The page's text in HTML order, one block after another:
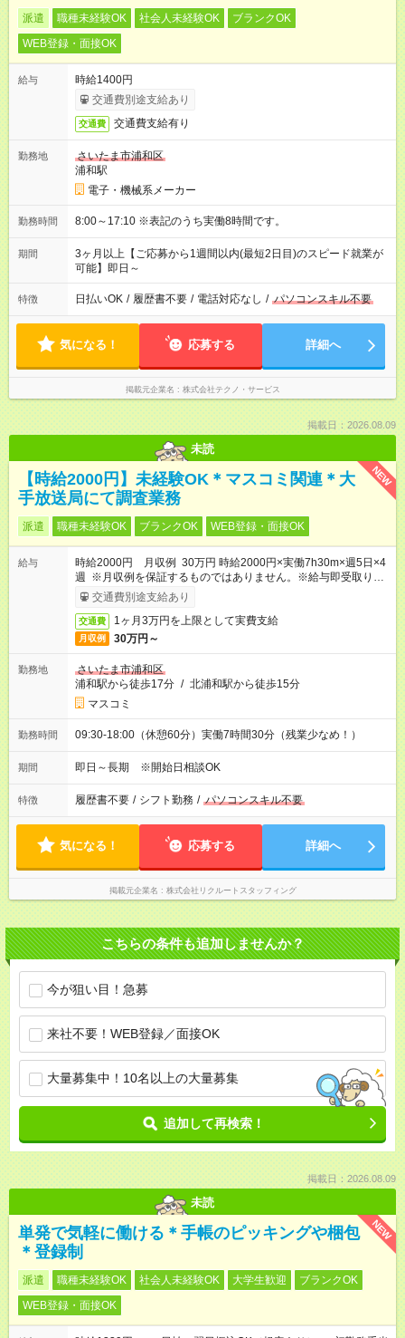
派遣 職種未経験OK 社会人未経験OK
ブランクOK
WEB登録・面接OK
給与
時給1400円
交通費別途支給あり
交通費 交通費支給有り
勤務地
さいたま市浦和区
浦和駅
電子・機械系メーカー
勤務時間 8:00～17:10 ※表記のうち実働8時間です。
期間
3ヶ月以上【ご応募から1週間以内(最短2日目)のスピード就業が
可能】即日～
特徴 日払いOK / 履歴書不要 / 電話対応なし / パソコンスキル不要
気になる！ 応募する 詳細へ
掲載元企業名 株式会社テクノ・サービス
掲載日：2026.08.09
未読
NEW
【時給2000円】未経験OK＊マスコミ関連＊大
手放送局にて調査業務
派遣 職種未経験OK ブランクOK WEB登録・面接OK
給与
時給2000円 月収例 30万円 時給2000円×実働7h30m×週5日×4
週 ※月収例を保証するものではありません。※給与即受取りサ
ービス利用可（利用条件有）
交通費別途支給あり
交通費 1ヶ月3万円を上限として実費支給
月収例 30万円～
勤務地
さいたま市浦和区
浦和駅から徒歩17分 / 北浦和駅から徒歩15分
マスコミ
勤務時間 09:30-18:00（休憩60分）実働7時間30分（残業少なめ！）
期間 即日～長期 ※開始日相談OK
特徴 履歴書不要 / シフト勤務 / パソコンスキル不要
気になる！ 応募する 詳細へ
掲載元企業名 株式会社リクルートスタッフィング
こちらの条件も追加しませんか？
今が狙い目！急募
来社不要！WEB登録／面接OK
大量募集中！10名以上の大量募集
追加して再検索！
掲載日：2026.08.09
未読
NEW
単発で気軽に働ける＊手帳のピッキングや梱包
＊登録制
派遣 職種未経験OK 社会人未経験OK 大学生歓迎
ブランクOK
WEB登録・面接OK